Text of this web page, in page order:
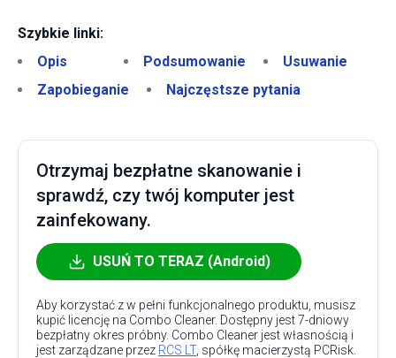
Szybkie linki:
Opis
Podsumowanie
Usuwanie
Zapobieganie
Najczęstsze pytania
Otrzymaj bezpłatne skanowanie i
sprawdź, czy twój komputer jest
zainfekowany.
USUŃ TO TERAZ (Android)
Aby korzystać z w pełni funkcjonalnego produktu, musisz
kupić licencję na Combo Cleaner. Dostępny jest 7-dniowy
bezpłatny okres próbny. Combo Cleaner jest własnością i
jest zarządzane przez RCS LT, spółkę macierzystą PCRisk.